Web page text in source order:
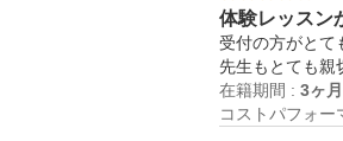
体験レッスン
受付の方がとて
在籍期間 : 3ヶ
コストパフォー